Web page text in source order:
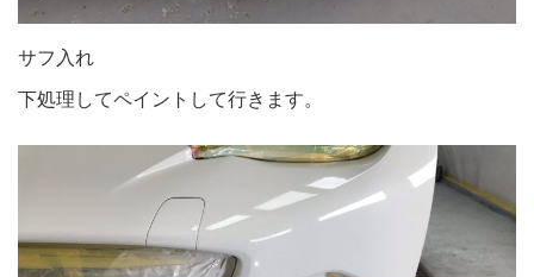
サフ入れ
下処理してペイントして行きます。